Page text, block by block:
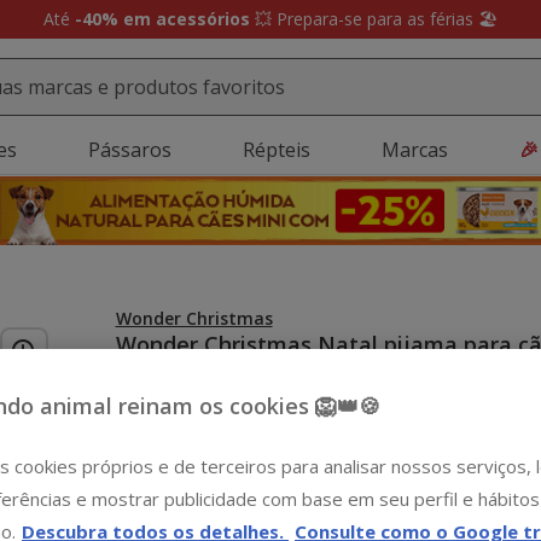
Até -40% em acessórios 💥 Prepara-se para as férias 🏖️
Pássaros Répteis Marcas
Wonder Christmas
Wonder Christmas Natal pijama para
Tamanho:S
S
12.99€
M
12.99€
-15€ c/ cupão 💰 Sem Stock
animal reinam os cookies 🦁👑🍪
cookies próprios e de terceiros para analisar nossos serviços,
e mostrar publicidade com base em seu perfil e
Descubra todos os detalhes. Consulte como o Google